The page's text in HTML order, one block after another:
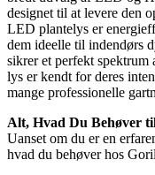
designet til at levere den
LED plantelys er
dem ideelle til indendørs
sikrer et perfekt
lys er kendt for deres
mange professionelle
Alt, Hvad Du Behøver
Uanset om du er en
hvad du behøver hos